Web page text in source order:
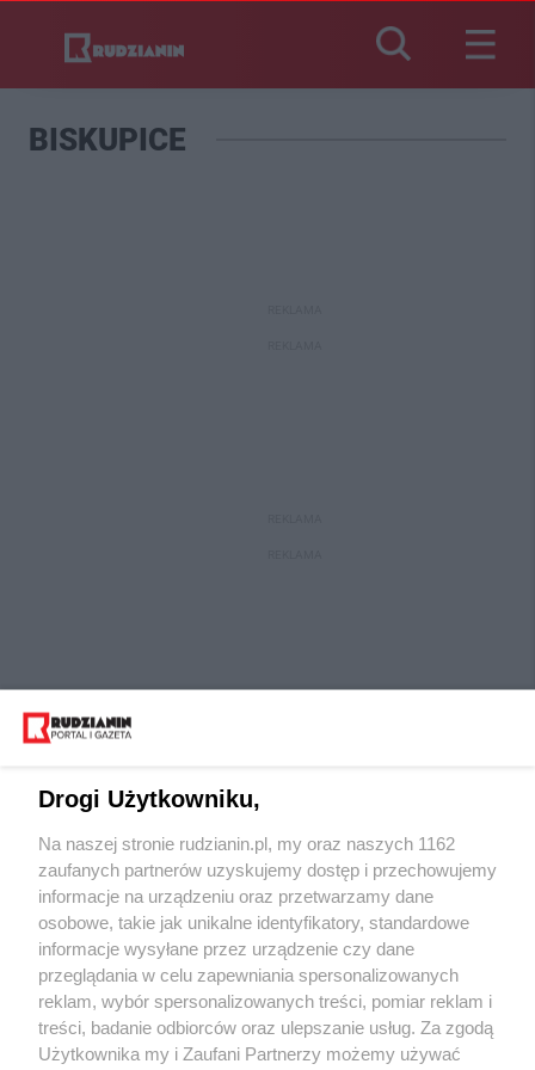
BISKUPICE
Wydawca mediów lokalnych
Nie zapomnij
zapoznać się z:
polityką prywatności regulamin korzystania z portali
Twojemiasto Skontaktuj sięz nami
Drogi Użytkowniku,
Na naszej stronie rudzianin.pl, my oraz naszych 1162
zaufanych partnerów uzyskujemy dostęp i przechowujemy
informacje na urządzeniu oraz przetwarzamy dane
osobowe, takie jak unikalne identyfikatory, standardowe
informacje wysyłane przez urządzenie czy dane
przeglądania w celu zapewniania spersonalizowanych
reklam, wybór spersonalizowanych treści, pomiar reklam i
treści, badanie odbiorców oraz ulepszanie usług. Za zgodą
Użytkownika my i Zaufani Partnerzy możemy używać